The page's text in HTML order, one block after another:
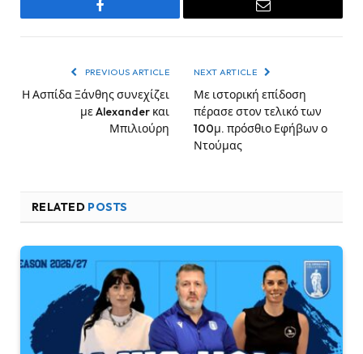
Facebook Email
PREVIOUS ARTICLE
Η Ασπίδα Ξάνθης συνεχίζει
με Alexander και
Μπιλιούρη
NEXT ARTICLE
Με ιστορική επίδοση
πέρασε στον τελικό των
100μ. πρόσθιο Εφήβων ο
Ντούμας
RELATED POSTS